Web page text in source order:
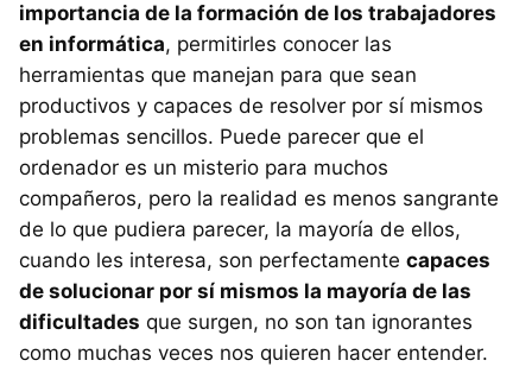
importancia de la formación de los trabajadores
en informática, permitirles conocer las
herramientas que manejan para que sean
productivos y capaces de resolver por sí mismos
problemas sencillos. Puede parecer que el
ordenador es un misterio para muchos
compañeros, pero la realidad es menos sangrante
de lo que pudiera parecer, la mayoría de ellos,
cuando les interesa, son perfectamente capaces
de solucionar por sí mismos la mayoría de las
dificultades que surgen, no son tan ignorantes
como muchas veces nos quieren hacer entender.